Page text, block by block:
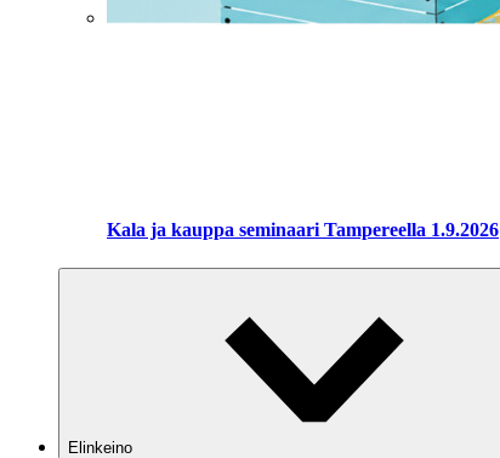
Kala ja kauppa seminaari Tampereella 1.9.2026
Elinkeino